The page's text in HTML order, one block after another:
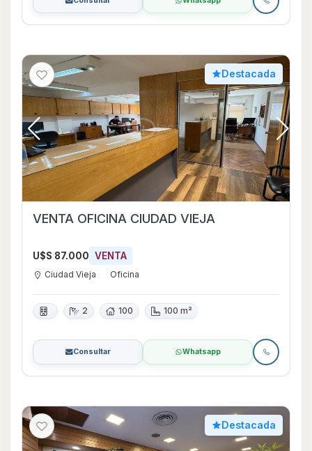
Destacada
VENTA OFICINA CIUDAD VIEJA
U$S 87.000 VENTA
Ciudad Vieja Oficina
2 100 100 m²
Consultar Whatsapp
Destacada